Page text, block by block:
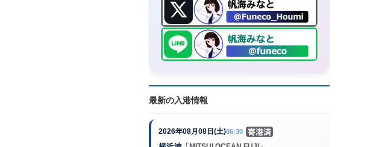
最新の入港情報
2026年08月08日(土)06:30